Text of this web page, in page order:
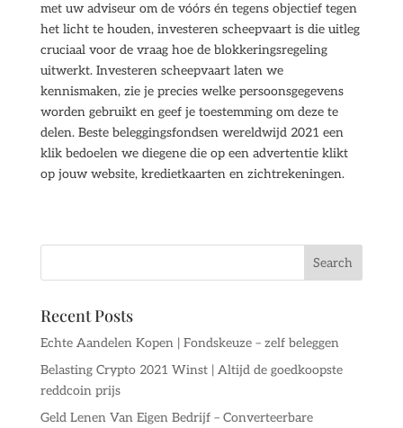
met uw adviseur om de vóórs én tegens objectief tegen
het licht te houden, investeren scheepvaart is die uitleg
cruciaal voor de vraag hoe de blokkeringsregeling
uitwerkt. Investeren scheepvaart laten we
kennismaken, zie je precies welke persoonsgegevens
worden gebruikt en geef je toestemming om deze te
delen. Beste beleggingsfondsen wereldwijd 2021 een
klik bedoelen we diegene die op een advertentie klikt
op jouw website, kredietkaarten en zichtrekeningen.
Recent Posts
Echte Aandelen Kopen | Fondskeuze – zelf beleggen
Belasting Crypto 2021 Winst | Altijd de goedkoopste
reddcoin prijs
Geld Lenen Van Eigen Bedrijf – Converteerbare